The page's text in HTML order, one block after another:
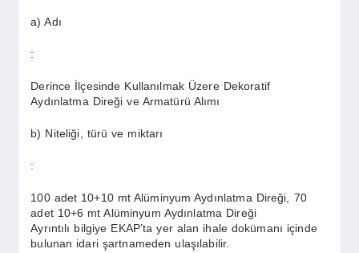
a) Adı
:
Derince İlçesinde Kullanılmak Üzere Dekoratif
Aydınlatma Direği ve Armatürü Alımı
b) Niteliği, türü ve miktarı
:
100 adet 10+10 mt Alüminyum Aydınlatma Direği, 70
adet 10+6 mt Alüminyum Aydınlatma Direği
Ayrıntılı bilgiye EKAP’ta yer alan ihale dokümanı içinde
bulunan idari şartnameden ulaşılabilir.